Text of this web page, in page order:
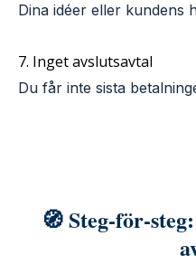
Dina idéer eller kundens
7. Inget avslutsavtal
Du får inte sista
🧭 Steg-för-